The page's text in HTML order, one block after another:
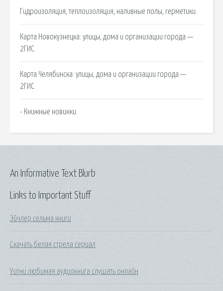
Гидроизоляция, теплоизоляция, наливные полы, герметики.
Карта Новокузнецка: улицы, дома и организации города —
2ГИС.
Карта Челябинска: улицы, дома и организации города —
2ГИС.
- Книжные новинки.
Links to Important Stuff
Эйчлер сельма книги
Скачать белая стрела сериал
Уитни любимая аудиокнига слушать онлайн
An Informative Text Blurb